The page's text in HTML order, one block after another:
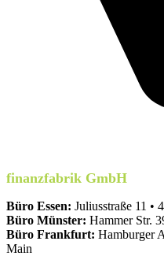
finanzfabrik GmbH
Büro Essen: Juliusstraße 11 •
Büro Münster: Hammer Str.
Büro Frankfurt: Hamburger
Main